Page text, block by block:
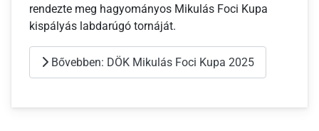
rendezte meg hagyományos Mikulás Foci Kupa
kispályás labdarúgó tornáját.
Bővebben: DÖK Mikulás Foci Kupa 2025